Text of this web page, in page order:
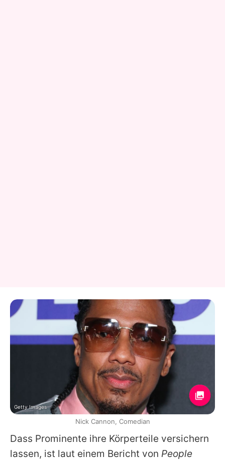
Dass Prominente ihre Körperteile versichern
lassen, ist laut einem Bericht von People
Getty Images
Nick Cannon, Comedian